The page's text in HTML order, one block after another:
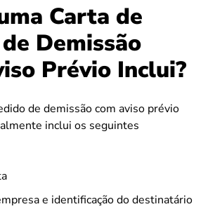
Carta de
Demissão
Prévio Inclui?
de demissão com aviso prévio
inclui os seguintes
e identificação do destinatário